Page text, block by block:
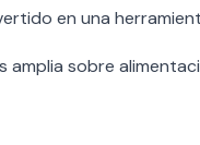
en una
amplia sobre